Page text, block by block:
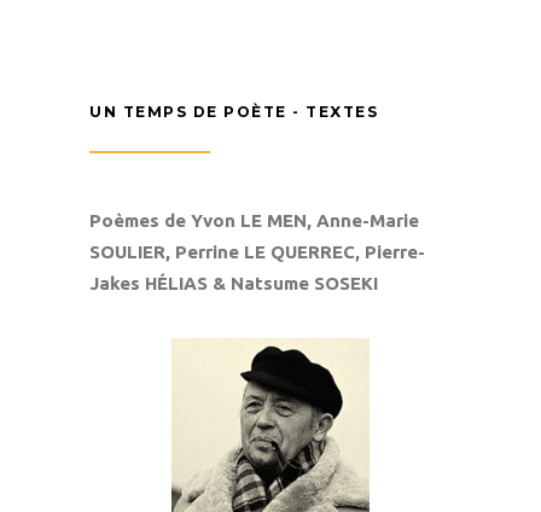
UN TEMPS DE POÈTE - TEXTES
Poèmes de Yvon LE MEN, Anne-Marie
SOULIER, Perrine LE QUERREC, Pierre-
Jakes HÉLIAS & Natsume SOSEKI